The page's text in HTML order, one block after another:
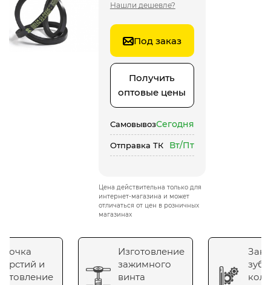
Нашли дешевле?
Под заказ
Получить
оптовые цены
СамовывозСегодня
Отправка ТК Вт/Пт
Цена действительна только для
интернет-магазина и может
отличаться от цен в розничных
магазинах
и
Изготовление
зажимного
винта